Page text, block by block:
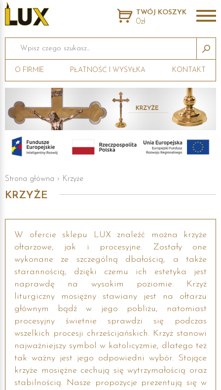
TWÓJ KOSZYK
0zł
Wpisz czego szukasz...
O FIRMIE PŁATNOŚĆ I WYSYŁKA KONTAKT
Strona główna › Krzyże
KRZYŻE
W ofercie sklepu LUX znaleźć można krzyże
ołtarzowe, jak i procesyjne. Zostały one
wykonane ze szczególną dbałością, a także
starannością, dzięki czemu ich estetyka jest
naprawdę na wysokim poziomie. Krzyż
liturgiczny mosiężny stawiany jest na ołtarzu
głównym bądź w jego pobliżu, natomiast
procesyjny świetnie sprawdzi się podczas
wszelkich procesji chrześcijańskich. Krzyż stanowi
najważniejszy symbol w katolicyzmie, dlatego też
tak ważny jest jego odpowiedni wybór. Stojące
krzyże mosiężne cechują się wytrzymałością oraz
stabilnością. Nasze propozycje prezentują się w